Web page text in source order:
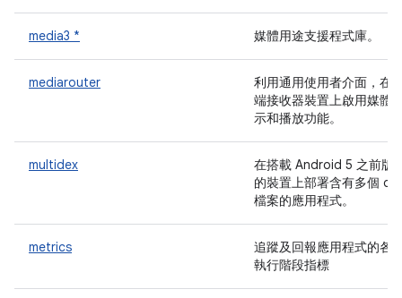
media3 * 媒體用途支援程式庫。
mediarouter
利用通用使用者介面，在
端接收器裝置上啟用媒體
示和播放功能。
multidex
在搭載 Android 5 之前版
的裝置上部署含有多個
檔案的應用程式。
metrics
追蹤及回報應用程式的各
執行階段指標